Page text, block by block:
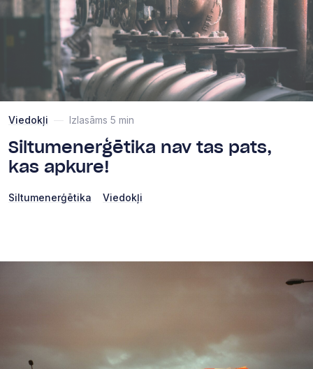
Viedokļi Izlasāms 5 min
Siltumenerģētika nav tas pats,
kas apkure!
Siltumenerģētika Viedokļi